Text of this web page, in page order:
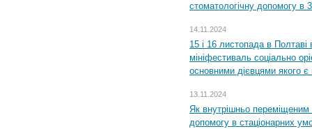
стоматологічну допомогу в
14.11.2024
15 і 16 листопада в
мініфестиваль соціально
основними дієвцями якого є
13.11.2024
Як внутрішньо переміщеним
допомогу в стаціонарних